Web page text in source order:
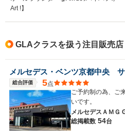
Art !】
GLAクラスを扱う注目販売店
総合評価 5点
ご予約制の為、ご
いです。
メルセデスＡＭＧ
総掲載数 54台